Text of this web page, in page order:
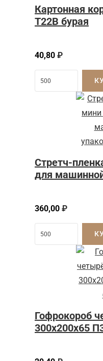
Картонная
Т22B бурая
40,80 ₽
Стретч-
для
360,00 ₽
Гофрокороб
300x200x65